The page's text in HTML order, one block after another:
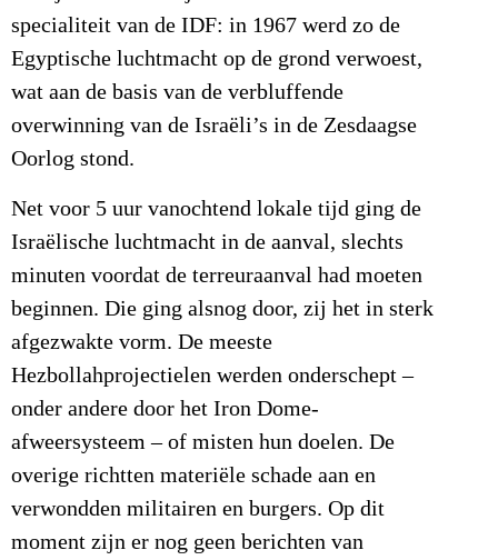
specialiteit van de IDF: in 1967 werd zo de
Egyptische luchtmacht op de grond verwoest,
wat aan de basis van de verbluffende
overwinning van de Israëli’s in de Zesdaagse
Oorlog stond.
Net voor 5 uur vanochtend lokale tijd ging de
Israëlische luchtmacht in de aanval, slechts
minuten voordat de terreuraanval had moeten
beginnen. Die ging alsnog door, zij het in sterk
afgezwakte vorm. De meeste
Hezbollahprojectielen werden onderschept –
onder andere door het Iron Dome-
afweersysteem – of misten hun doelen. De
overige richtten materiële schade aan en
verwondden militairen en burgers. Op dit
moment zijn er nog geen berichten van